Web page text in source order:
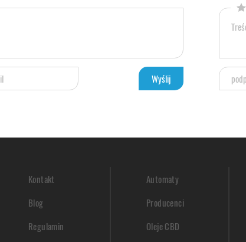
Kontakt
Blog
Regulamin
Automaty
Producenci
Oleje CBD